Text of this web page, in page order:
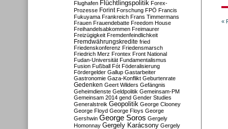
«
Flughafen Flüchtlingspolitik Forex-
Prozesse Forint Forschung FPÖ Francis
Fukuyama Frankreich Frans Timmermans
Frauen Frauendebatte Freedom House
Freihandelsabkommen Freimaurer
Freizügigkeit Fremdenfeindlichkeit
Fremdwährungskredite fried
Friedenskonferenz Friedensmarsch
Friedrich Merz Frontex Front National
Fudan-Universität Fundamentalismus
Fusion Fußball Fót Föderalisierung
Fördergelder Gallup Gastarbeiter
Gastronomie Gaza-Konflikt Geburtenrate
Gedenken Geert Wilders Gefängnis
Geheimdienste Geldpolitik Gemeinsam-PM
Gemeinsam 2014 gend Gender Studies
Generalstreik Geopolitik George Clooney
George Floyd George Floys George
Gershwin George Soros Gergely
Homonnay Gergely Karácsony Gergely